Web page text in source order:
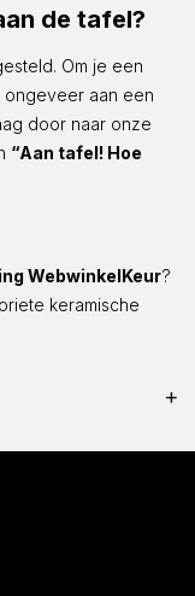
de tafel?
Om je een
aan een
door naar onze
“Aan tafel! Hoe
WebwinkelKeur?
keramische